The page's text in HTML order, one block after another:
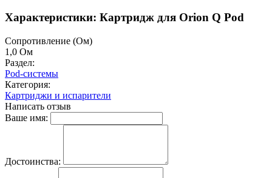
Характеристики: Картридж для Orion Q Pod
Cопротивление (Ом)
1,0 Ом
Раздел:
Pod-системы
Категория:
Картриджи и испарители
Написать отзыв
Ваше имя:
Достоинства: